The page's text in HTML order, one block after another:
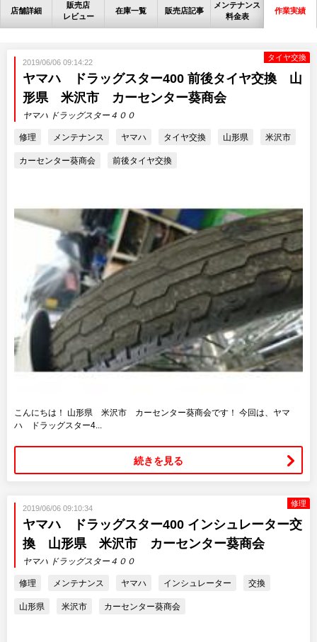
店舗詳細
販売店
レビュー
在庫一覧 販売店記事
メンテナンス
料金表
作業実績
タイヤ交換
2019/06/06 09:14:22
ヤマハ ドラッグスター400 前後タイヤ交換 山
形県 米沢市 カーセンター葵商会
ヤマハ ドラッグスター４００
修理 メンテナンス ヤマハ タイヤ交換 山形県 米沢市
カーセンター葵商会 前後タイヤ交換
こんにちは！ 山形県 米沢市 カーセンター葵商会です！ 今回は、ヤマ
ハ ドラッグスター4...
続きを見る
修理
2019/06/06 09:10:34
ヤマハ ドラッグスター400 インシュレーター交
換 山形県 米沢市 カーセンター葵商会
ヤマハ ドラッグスター４００
修理 メンテナンス ヤマハ インシュレーター 交換
山形県 米沢市 カーセンター葵商会